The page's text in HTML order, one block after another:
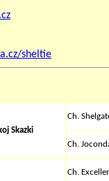
sheltie
Skazki
Ch.
Ch.
Ch.